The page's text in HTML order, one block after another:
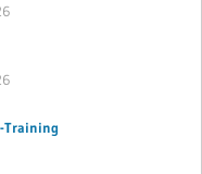
Training